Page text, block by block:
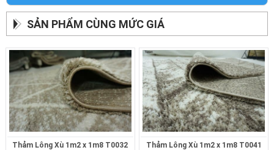
SẢN PHẨM CÙNG MỨC GIÁ
Thảm Lông Xù 1m2 x 1m8 T0032 Thảm Lông Xù 1m2 x 1m8 T0041